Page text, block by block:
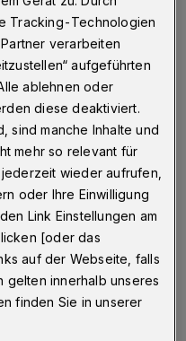
Haus
Lesezeit
ich gerne einmal
Caritas-
Haus in
Tracking-Technologien
verarbeiten
aufgeführten
ablehnen oder
diese deaktiviert.
sind manche Inhalte und
mehr so relevant für
wieder aufrufen,
oder Ihre Einwilligung
Link Einstellungen am
[oder das
auf der Webseite, falls
gelten innerhalb unseres
finden Sie in unserer